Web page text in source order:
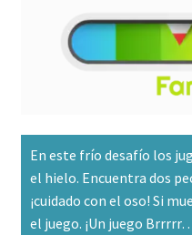
En este frío desafío los
el hielo. Encuentra dos
¡cuidado con el oso! Si
el juego. ¡Un juego